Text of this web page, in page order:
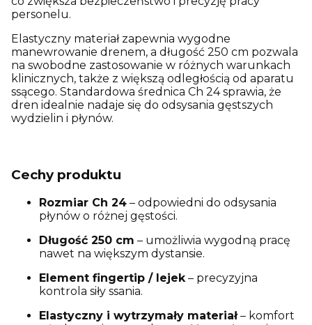
personelu.
Elastyczny materiał zapewnia wygodne
manewrowanie drenem, a długość 250 cm pozwala
na swobodne zastosowanie w różnych warunkach
klinicznych, także z większą odległością od aparatu
ssącego. Standardowa średnica Ch 24 sprawia, że
dren idealnie nadaje się do odsysania gęstszych
wydzielin i płynów.
Cechy produktu
Rozmiar Ch 24 – odpowiedni do odsysania
płynów o różnej gęstości.
Długość 250 cm – umożliwia wygodną pracę
nawet na większym dystansie.
Element fingertip / lejek– precyzyjna
kontrola siły ssania.
Elastyczny i wytrzymały materiał– komfort